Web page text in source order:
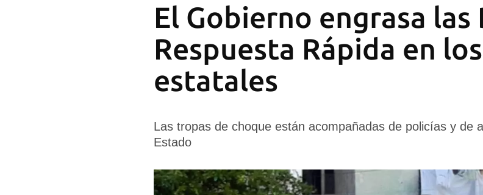
El Gobierno engrasa las
Respuesta Rápida en
estatales
Las tropas de choque están acompañadas de policías y de
Estado